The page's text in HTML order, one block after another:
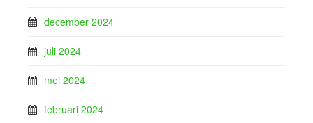
december 2024
juli 2024
mei 2024
februari 2024